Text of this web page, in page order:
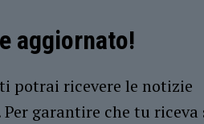
aggiornato!
potrai ricevere le notizie
garantire che tu riceva